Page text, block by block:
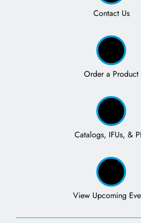
Contact Us
Order a Product
Catalogs, IFUs, &
View Upcoming